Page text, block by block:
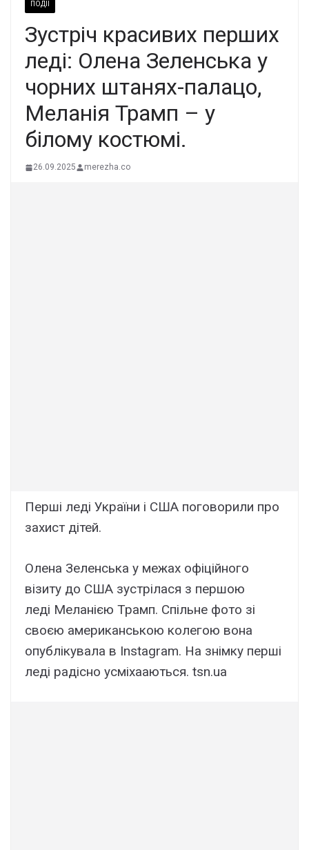
ПОДІЇ
Зустріч красивих перших
леді: Олена Зеленська у
чорних штанях-палацо,
Меланія Трамп – у
білому костюмі.
26.09.2025 merezha.co
Перші леді України і США поговорили про
захист дітей.
Олена Зеленська у межах офіційного
візиту до США зустрілася з першою
леді Меланією Трамп. Спільне фото зі
своєю американською колегою вона
опублікувала в Instagram. На знімку перші
леді радісно усміхааються. tsn.ua